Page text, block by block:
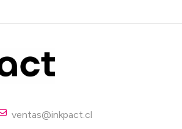
ventas@inkpact.cl